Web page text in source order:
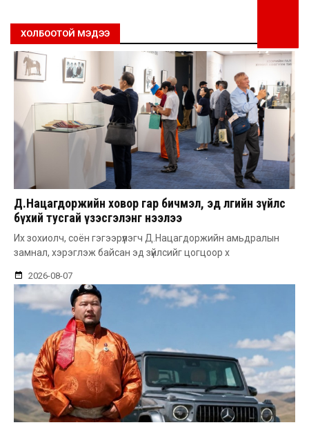
ХОЛБООТОЙ МЭДЭЭ
Д.Нацагдоржийн ховор гар бичмэл, эд өлгийн зүйлс
бүхий тусгай үзэсгэлэнг нээлээ
Их зохиолч, соён гэгээрүүлэгч Д.Нацагдоржийн амьдралын
замнал, хэрэглэж байсан эд зүйлсийг цогцоор х
2026-08-07